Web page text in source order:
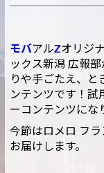
モバアルZオリジ
ックス新潟 広報
りや手ごたえ、と
ンテンツです！試
ーコンテンツにな
今節はロメロ フ
お届けします。